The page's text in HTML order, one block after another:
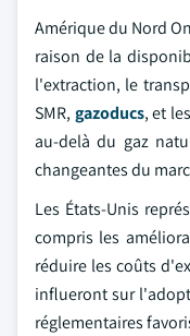
Amérique du Nord
raison de la
l'extraction, le
SMR, gazoducs, et
au-delà du gaz
changeantes du
Les États-Unis
compris les
réduire les coûts
influeront sur
réglementaires